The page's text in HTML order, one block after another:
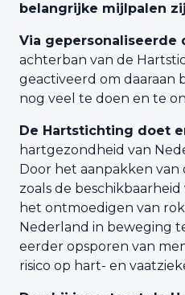
belangrijke mijlpalen
Via gepersonaliseerde
achterban van de
geactiveerd om daaraan
nog veel te doen en te
De Hartstichting doet
hartgezondheid van
Door het aanpakken
zoals de
het ontmoedigen van
Nederland in beweging
eerder opsporen van
risico op hart- en